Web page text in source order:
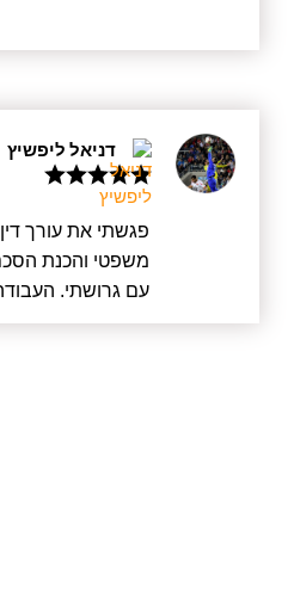
דניאל ליפשיץ
פגשתי את עורך
משפטי והכנת
עם גרושתי.
מעל חצי שנה